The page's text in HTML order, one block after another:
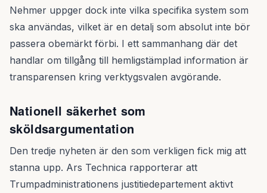
Nehmer uppger dock inte vilka specifika system som
ska användas, vilket är en detalj som absolut inte bör
passera obemärkt förbi. I ett sammanhang där det
handlar om tillgång till hemligstämplad information är
transparensen kring verktygsvalen avgörande.
Nationell säkerhet som
sköldsargumentation
Den tredje nyheten är den som verkligen fick mig att
stanna upp. Ars Technica rapporterar att
Trumpadministrationens justitiedepartement aktivt